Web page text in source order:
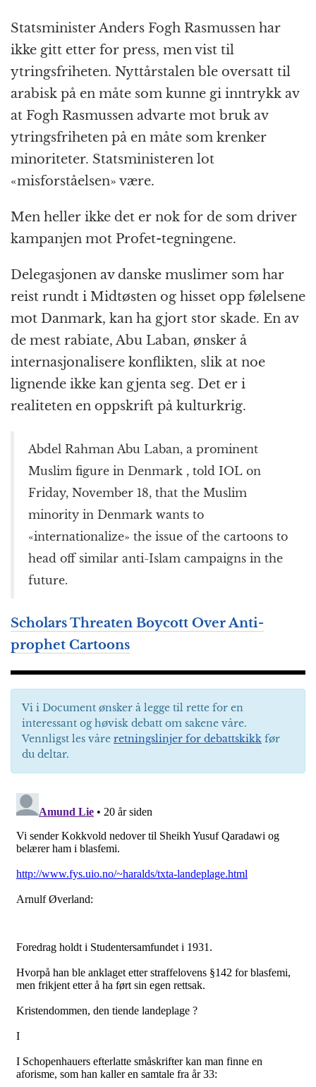
Statsminister Anders Fogh Rasmussen har
ikke gitt etter for press, men vist til
ytringsfriheten. Nyttårstalen ble oversatt til
arabisk på en måte som kunne gi inntrykk av
at Fogh Rasmussen advarte mot bruk av
ytringsfriheten på en måte som krenker
minoriteter. Statsministeren lot
«misforståelsen» være.
Men heller ikke det er nok for de som driver
kampanjen mot Profet-tegningene.
Delegasjonen av danske muslimer som har
reist rundt i Midtøsten og hisset opp følelsene
mot Danmark, kan ha gjort stor skade. En av
de mest rabiate, Abu Laban, ønsker å
internasjonalisere konflikten, slik at noe
lignende ikke kan gjenta seg. Det er i
realiteten en oppskrift på kulturkrig.
Abdel Rahman Abu Laban, a prominent
Muslim figure in Denmark , told IOL on
Friday, November 18, that the Muslim
minority in Denmark wants to
«internationalize» the issue of the cartoons to
head off similar anti-Islam campaigns in the
future.
Scholars Threaten Boycott Over Anti-
prophet Cartoons
Vi i Document ønsker å legge til rette for en
interessant og høvisk debatt om sakene våre.
Vennligst les våre retningslinjer for debattskikk før
du deltar.